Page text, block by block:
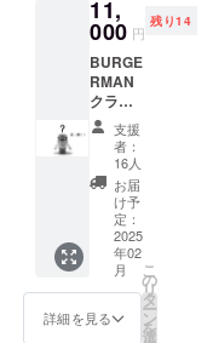
バッジ
です。
バッグ
や小物
などお
好きな
ところ
につけ
ていつ
でも
BURGE
RMAN
といっ
しょ。
※画像は
イメー
ジで
ントさ
れた
Freaky
なTシャ
ツで
す。 お
好きな
ヘッズ
をお選
び下さ
い。 ※
画像は
イメー
ジで
す。実
際の商
品とは
11,
000 円
残り14
BURGE
RMAN
クラ
ファン
限定カ
ラー
30体限
定 vol.2
キング
ストイ
の代表
作であ
る
BURGE
RMAN
支援
者：
16人
お届
け予
定：
2025
年02
月
詳細を見る
こ
の
リ
タ
ー
ン
を
選